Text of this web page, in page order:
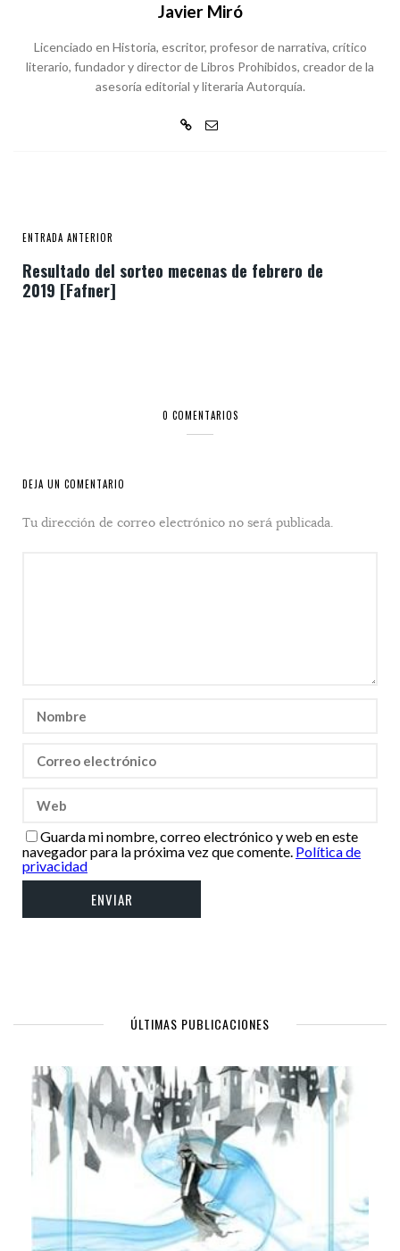
Javier Miró
Licenciado en Historia, escritor, profesor de narrativa, crítico
literario, fundador y director de Libros Prohibidos, creador de la
asesoría editorial y literaria Autorquía.
ENTRADA ANTERIOR
Resultado del sorteo mecenas de febrero de
2019 [Fafner]
0 COMENTARIOS
DEJA UN COMENTARIO
Tu dirección de correo electrónico no será publicada.
Guarda mi nombre, correo electrónico y web en este
navegador para la próxima vez que comente. Política de
privacidad
ÚLTIMAS PUBLICACIONES